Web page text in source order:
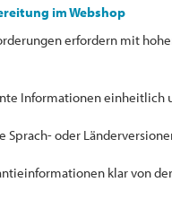
im Webshop
erfordern mit
Informationen einheitlich
oder
klar von